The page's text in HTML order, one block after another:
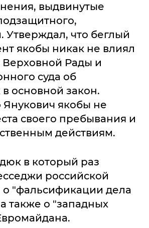
выдвинутые
Утверждал, что беглый
якобы никак не влиял
Рады и
суда об
основной закон.
Янукович якобы не
своего пребывания и
действиям.
в который раз
российской
"фальсификации дела
также о "западных